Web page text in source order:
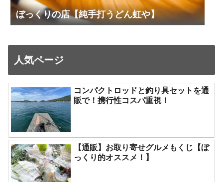
ぼっくりの店【純手打うどん虹や】
人気ページ
コンパクトロッドと釣り具セットを通
販で！携行性コスパ重視！
【通販】お取り寄せグルメもくじ【ぼ
っくり的オススメ！】